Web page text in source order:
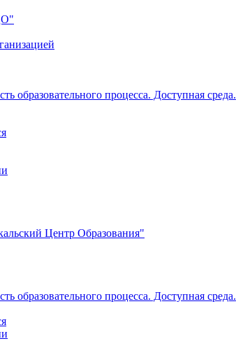
образовательного процесса. Доступная среда.
Центр Образования"
образовательного процесса. Доступная среда.